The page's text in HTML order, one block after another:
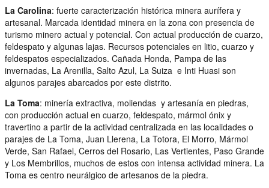
La Carolina: fuerte caracterización histórica minera aurífera y
artesanal. Marcada identidad minera en la zona con presencia de
turismo minero actual y potencial. Con actual producción de cuarzo,
feldespato y algunas lajas. Recursos potenciales en litio, cuarzo y
feldespatos especializados. Cañada Honda, Pampa de las
invernadas, La Arenilla, Salto Azul, La Suiza e Inti Huasi son
algunos parajes abarcados por este distrito.
La Toma: minería extractiva, moliendas y artesanía en piedras,
con producción actual en cuarzo, feldespato, mármol ónix y
travertino a partir de la actividad centralizada en las localidades o
parajes de La Toma, Juan Llerena, La Totora, El Morro, Mármol
Verde, San Rafael, Cerros del Rosario, Las Vertientes, Paso Grande
y Los Membrillos, muchos de estos con intensa actividad minera. La
Toma es centro neurálgico de artesanos de la piedra.